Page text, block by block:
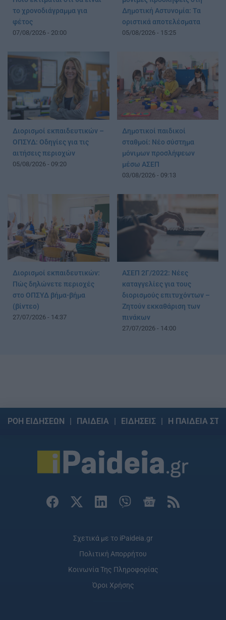
το χρονοδιάγραμμα για
φέτος
07/08/2026 - 20:00
Δημοτική Αστυνομία: Τα
οριστικά αποτελέσματα
05/08/2026 - 15:25
Διορισμοί εκπαιδευτικών –
ΟΠΣΥΔ: Οδηγίες για τις
αιτήσεις περιοχών
05/08/2026 - 09:20
Δημοτικοί παιδικοί
σταθμοί: Νέο σύστημα
μόνιμων προσλήψεων
μέσω ΑΣΕΠ
03/08/2026 - 09:13
Διορισμοί εκπαιδευτικών:
Πώς δηλώνετε περιοχές
στο ΟΠΣΥΔ βήμα-βήμα
(βίντεο)
27/07/2026 - 14:37
ΑΣΕΠ 2Γ/2022: Νέες
καταγγελίες για τους
διορισμούς επιτυχόντων –
Ζητούν εκκαθάριση των
πινάκων
27/07/2026 - 14:00
ΡΟΗ ΕΙΔΗΣΕΩΝ ΠΑΙΔΕΙΑ ΕΙΔΗΣΕΙΣ Η ΠΑΙΔΕΙΑ
Σχετικά με το iPaideia.gr
Πολιτική Απορρήτου
Κοινωνία Της Πληροφορίας
Όροι Χρήσης